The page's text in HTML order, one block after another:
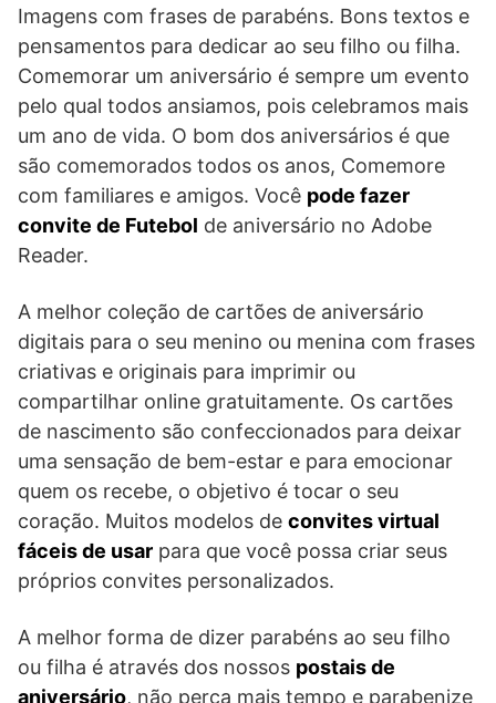
Imagens com frases de parabéns. Bons textos e
pensamentos para dedicar ao seu filho ou filha.
Comemorar um aniversário é sempre um evento
pelo qual todos ansiamos, pois celebramos mais
um ano de vida. O bom dos aniversários é que
são comemorados todos os anos, Comemore
com familiares e amigos. Você pode fazer
convite de Futebol de aniversário no Adobe
Reader.
A melhor coleção de cartões de aniversário
digitais para o seu menino ou menina com frases
criativas e originais para imprimir ou
compartilhar online gratuitamente. Os cartões
de nascimento são confeccionados para deixar
uma sensação de bem-estar e para emocionar
quem os recebe, o objetivo é tocar o seu
coração. Muitos modelos de convites virtual
fáceis de usar para que você possa criar seus
próprios convites personalizados.
A melhor forma de dizer parabéns ao seu filho
ou filha é através dos nossos postais de
aniversário, não perca mais tempo e parabenize